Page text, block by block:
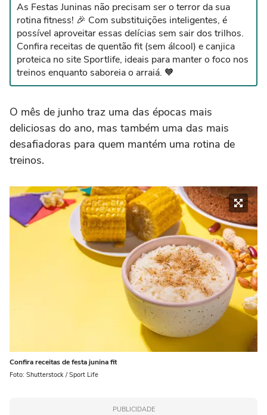
As Festas Juninas não precisam ser o terror da sua
rotina fitness! 🎉 Com substituições inteligentes, é
possível aproveitar essas delícias sem sair dos trilhos.
Confira receitas de quentão fit (sem álcool) e canjica
proteica no site Sportlife, ideais para manter o foco nos
treinos enquanto saboreia o arraiá. 🧡
O mês de junho traz uma das épocas mais
deliciosas do ano, mas também uma das mais
desafiadoras para quem mantém uma rotina de
treinos.
Confira receitas de festa junina fit
Foto: Shutterstock / Sport Life
PUBLICIDADE